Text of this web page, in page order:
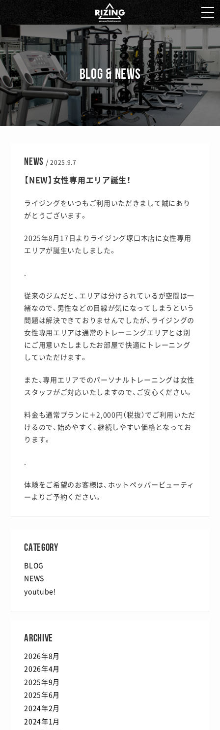
BLOG & NEWS
NEWS /2025.9.7
【NEW】女性専用エリア誕生！
ライジングをいつもご利用いただきまして誠にあり
がとうございます。
2025年8月17日よりライジング塚口本店に女性専用
エリアが誕生いたしました。
従来のジムだと、エリアは分けられているが空間は一
緒なので、男性などの目線が気になってしまうという
問題は解決できておりませんでしたが、ライジングの
女性専用エリアは通常のトレーニングエリアとは別
にご用意いたしましたお部屋で快適にトレーニング
していただけます。
また、専用エリアでのパーソナルトレーニングは女性
スタッフがご対応いたしますので、ご安心ください。
料金も通常プランに＋2,000円（税抜）でご利用いただ
けるので、始めやすく、継続しやすい価格となってお
ります。
体験をご希望のお客様は、ホットペッパービューティ
ーよりご予約ください。
CATEGORY
BLOG
NEWS
youtube!
ARCHIVE
2026年8月
2026年4月
2025年9月
2025年6月
2024年2月
2024年1月